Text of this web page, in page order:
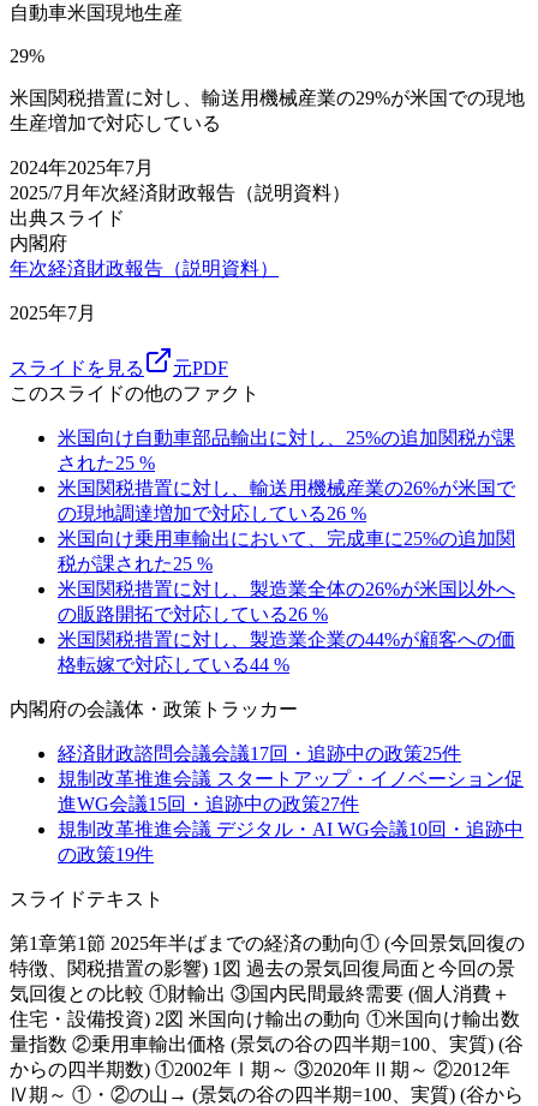
自動車米国現地生産
29%
米国関税措置に対し、輸送用機械産業の29%が米国での現地
生産増加で対応している
2024年2025年7月
2025/7月 年次経済財政報告（説明資料）
出典スライド
内閣府
年次経済財政報告（説明資料）
2025年7月
スライドを見る
元PDF
このスライドの他のファクト
米国向け自動車部品輸出に対し、25%の追加関税が課
された25 %
米国関税措置に対し、輸送用機械産業の26%が米国で
の現地調達増加で対応している26 %
米国向け乗用車輸出において、完成車に25%の追加関
税が課された25 %
米国関税措置に対し、製造業全体の26%が米国以外へ
の販路開拓で対応している26 %
米国関税措置に対し、製造業企業の44%が顧客への価
格転嫁で対応している44 %
内閣府の会議体・政策トラッカー
経済財政諮問会議会議17回・追跡中の政策25件
規制改革推進会議 スタートアップ・イノベーション促
進WG会議15回・追跡中の政策27件
規制改革推進会議 デジタル・AI WG会議10回・追跡中
の政策19件
スライドテキスト
第1章第1節 2025年半ばまでの経済の動向① (今回景気回復の
特徴、関税措置の影響) 1図 過去の景気回復局面と今回の景
気回復との比較 ①財輸出 ③国内民間最終需要 (個人消費＋
住宅・設備投資) 2図 米国向け輸出の動向 ①米国向け輸出数
量指数 ②乗用車輸出価格 (景気の谷の四半期=100、実質) (谷
からの四半期数) ①2002年Ⅰ期～ ③2020年Ⅱ期～ ②2012年
Ⅳ期～ ①・②の山→ (景気の谷の四半期=100、実質) (谷から